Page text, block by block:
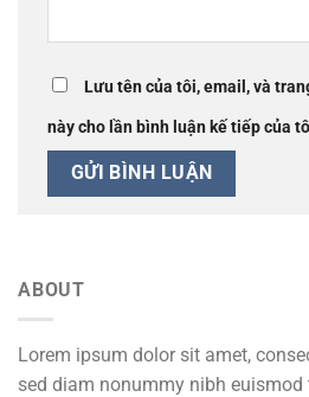
Lưu tên của tôi, email, và
này cho lần bình luận kế tiếp của
ABOUT
Lorem ipsum dolor sit amet,
sed diam nonummy nibh euismod